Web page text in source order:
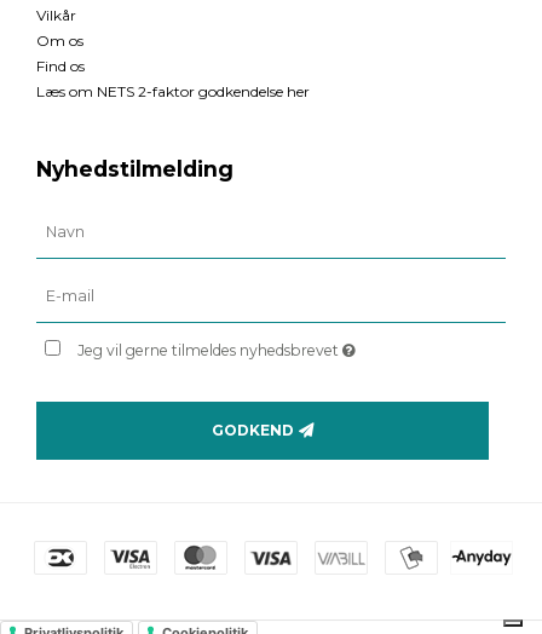
Vilkår
Om os
Find os
Læs om NETS 2-faktor godkendelse her
Nyhedstilmelding
Jeg vil gerne tilmeldes nyhedsbrevet
GODKEND